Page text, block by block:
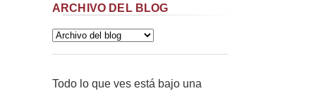
ARCHIVO DEL BLOG
Todo lo que ves está bajo una